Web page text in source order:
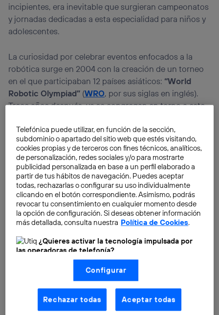
incipientes, era inevitable que surgieran campeonatos
y jornadas dedicadas a esta especialidad para niños y
adolescentes.
La curiosidad por celebrar eventos enfocados a la
robótica surge en 2004 con la creación de un torneo
en el que participaban 12 países asiáticos: “World
Robotic Olympiad” (WRO, por sus siglas en inglés).
Trece años después, ya se congregan en torno a este
Telefónica puede utilizar, en función de la sección,
subdominio o apartado del sitio web que estés visitando,
cookies propias y de terceros con fines técnicos, analíticos,
de personalización, redes sociales y/o para mostrarte
publicidad personalizada en base a un perfil elaborado a
partir de tus hábitos de navegación. Puedes aceptar
todas, rechazarlas o configurar su uso individualmente
clicando en el botón correspondiente. Asimismo, podrás
revocar tu consentimiento en cualquier momento desde
la opción de configuración. Si deseas obtener información
más detallada, consulta nuestra Política de Cookies.
¿Quieres activar la tecnología impulsada por
las operadoras de telefonía?
Nosotros, Telefónica S.A., utilizamos la tecnología Utiq para
realizar nuestras acciones de marketing digital o análisis
(como se describe en este aviso de consentimiento)
basadas en tu navegación en nuestra(s) web(s)
aquí (solo cuando utilizas una conexión a
internet habilitada , proporcionada por una de las
operadoras de telefonía participantes, y otorgas tu
Configurar
Rechazar todas Aceptar todas